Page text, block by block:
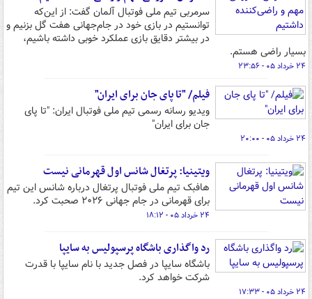
سرمربی تیم ملی فوتبال آلمان گفت: از این‌که
توانستیم در بازی خود در جام‌جهانی هفت گل بزنیم و
در بیشتر دقایق بازی عملکرد خوبی داشته باشیم،
بسیار راضی هستم.
۲۴ خرداد ۰۵ - ۲۳:۵۶
فیلم/ "تا پای جان برای ایران"
ویدیو رسانه رسمی تیم ملی فوتبال ایران: "تا پای
جان برای ایران"
۲۴ خرداد ۰۵ - ۲۰:۰۰
ویتینیا: پرتغال شانس اول قهرمانی نیست
هافبک تیم ملی فوتبال پرتغال درباره شانس این تیم
برای قهرمانی در جام جهانی ۲۰۲۶ صحبت کرد.
۲۴ خرداد ۰۵ - ۱۸:۱۲
رد واگذاری باشگاه پرسپولیس به سایپا
باشگاه سایپا در فصل جدید با نام سایپا با قدرت
شرکت خواهد کرد.
۲۴ خرداد ۰۵ - ۱۷:۳۳